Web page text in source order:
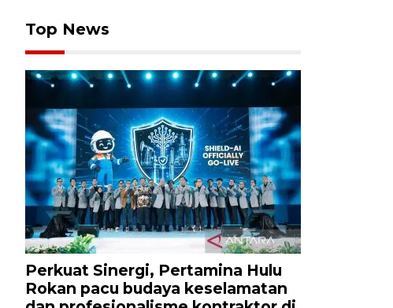
Top News
Perkuat Sinergi, Pertamina Hulu
Rokan pacu budaya keselamatan